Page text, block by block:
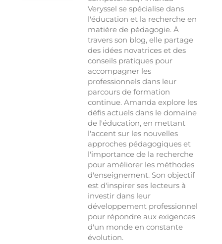
Veryssel se spécialise dans
l'éducation et la recherche en
matière de pédagogie. À
travers son blog, elle partage
des idées novatrices et des
conseils pratiques pour
accompagner les
professionnels dans leur
parcours de formation
continue. Amanda explore les
défis actuels dans le domaine
de l'éducation, en mettant
l'accent sur les nouvelles
approches pédagogiques et
l'importance de la recherche
pour améliorer les méthodes
d'enseignement. Son objectif
est d'inspirer ses lecteurs à
investir dans leur
développement professionnel
pour répondre aux exigences
d'un monde en constante
évolution.